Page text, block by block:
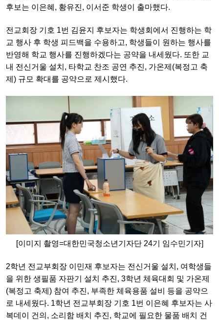
후보는 이은혜, 황유진, 이서준 학생이 출마했다.
전교회장 기호 1번 김윤지 후보자는 학생회에서 진행하는 학
교 행사 후 학생 피드백을 수용하고, 학생들이 원하는 행사를
반영해 학교 행사를 진행하겠다는 공약을 내세웠다. 또한 교
내 전신거울 설치, 타학교 찬조 공연 추진, 가온제(복정고 축
제) 규모 확대를 공약으로 제시했다.
[이미지 촬영=대한민국청소년기자단 24기 임수민기자]
2학년 전교부회장 이민재 후보자는 전신거울 설치, 여학생들
을 위한 생필품 자판기 설치 추진, 3학년 체육대회 및 가온제
(복정고 축제) 참여 추진, 부족한 체육용품 설비 등을 공약으
로 내세웠다. 1학년 전교부회장 기호 1번 이은혜 후보자는 사
복데이 건의, 소리함 배치 추진, 학교에 필요한 물품 배치 건